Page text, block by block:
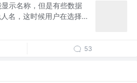
示名称，但是有些数据
名，这时候用户在选择...
53